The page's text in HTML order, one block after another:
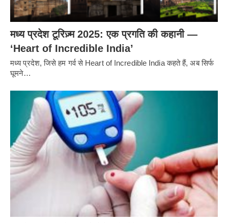
मध्य प्रदेश टूरिज़्म 2025: एक प्रगति की कहानी —
‘Heart of Incredible India’
मध्य प्रदेश, जिसे हम गर्व से Heart of Incredible India कहते हैं, अब सिर्फ
घूमने…